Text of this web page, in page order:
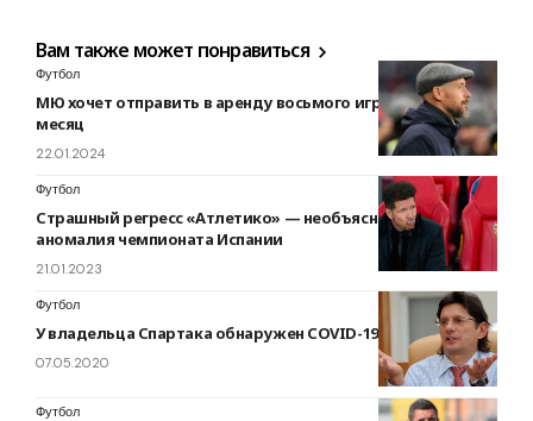
Вам также может понравиться
Футбол
МЮ хочет отправить в аренду восьмого игрока за этот
месяц
22.01.2024
Футбол
Страшный регресс «Атлетико» — необъяснимая
аномалия чемпионата Испании
21.01.2023
Футбол
У владельца Спартака обнаружен COVID-19
07.05.2020
Футбол